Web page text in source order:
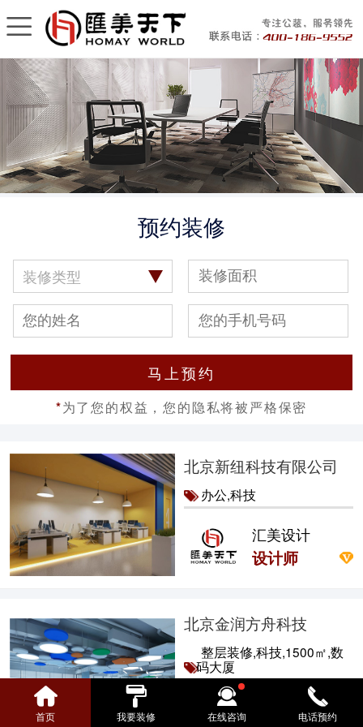
预约装修
装修类型
马上预约
*为了您的权益，您的隐私将被严格保密
北京新纽科技有限公司
办公,科技
汇美设计
设计师
北京金润方舟科技
整层装修,科技,1500㎡,数
码大厦
首页 我要装修 在线咨询 电话预约